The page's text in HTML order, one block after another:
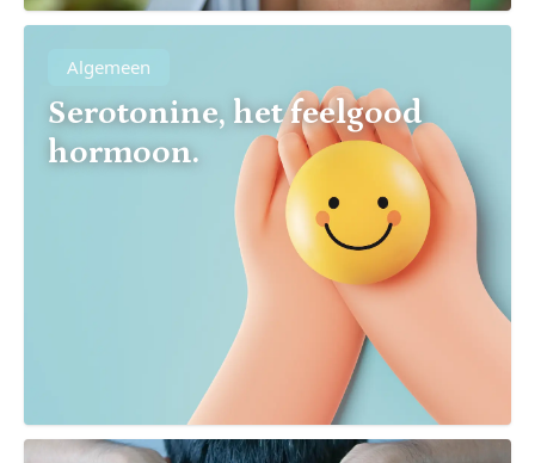
Algemeen
Serotonine, het feelgood
hormoon.